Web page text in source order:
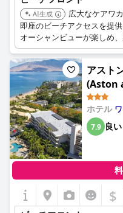
AI生成
広大なケアワ
即座のビーチアクセスを提
オーシャンビューが楽しめ
どの便利な設備も含まれて
アスト
(Aston
ホテル
7.9 良い
$